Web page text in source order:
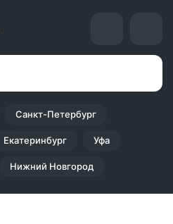
Санкт-Петербург
Екатеринбург Уфа
Нижний Новгород